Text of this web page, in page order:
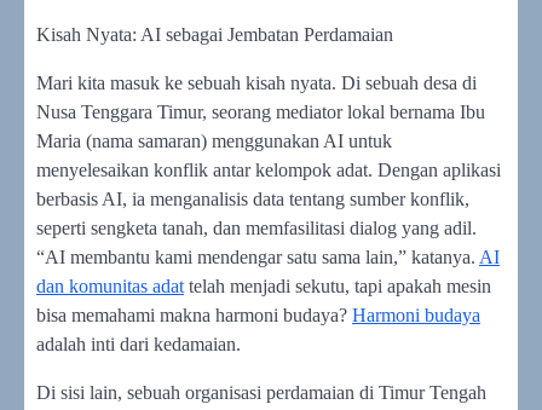
Kisah Nyata: AI sebagai Jembatan Perdamaian
Mari kita masuk ke sebuah kisah nyata. Di sebuah desa di
Nusa Tenggara Timur, seorang mediator lokal bernama Ibu
Maria (nama samaran) menggunakan AI untuk
menyelesaikan konflik antar kelompok adat. Dengan aplikasi
berbasis AI, ia menganalisis data tentang sumber konflik,
seperti sengketa tanah, dan memfasilitasi dialog yang adil.
“AI membantu kami mendengar satu sama lain,” katanya. AI
dan komunitas adat telah menjadi sekutu, tapi apakah mesin
bisa memahami makna harmoni budaya? Harmoni budaya
adalah inti dari kedamaian.
Di sisi lain, sebuah organisasi perdamaian di Timur Tengah